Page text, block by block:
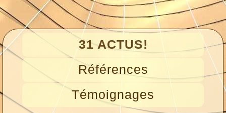
31 ACTUS!
Références
Témoignages